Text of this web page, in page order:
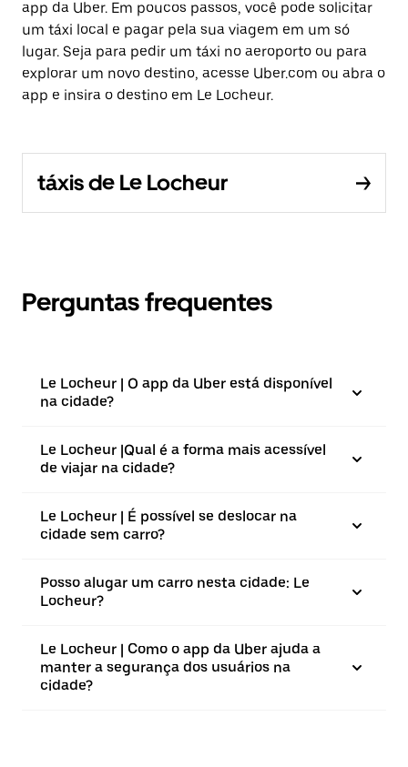
app da Uber. Em poucos passos, você pode solicitar
um táxi local e pagar pela sua viagem em um só
lugar. Seja para pedir um táxi no aeroporto ou para
explorar um novo destino, acesse Uber.com ou abra o
app e insira o destino em Le Locheur.
táxis de Le Locheur
Perguntas frequentes
Le Locheur | O app da Uber está disponível
na cidade?
Le Locheur |⁠Qual é a forma mais acessível
de viajar na cidade?
Le Locheur | É possível se deslocar na
cidade sem carro?
Posso alugar um carro nesta cidade: Le
Locheur?
Le Locheur | Como o app da Uber ajuda a
manter a segurança dos usuários na
cidade?